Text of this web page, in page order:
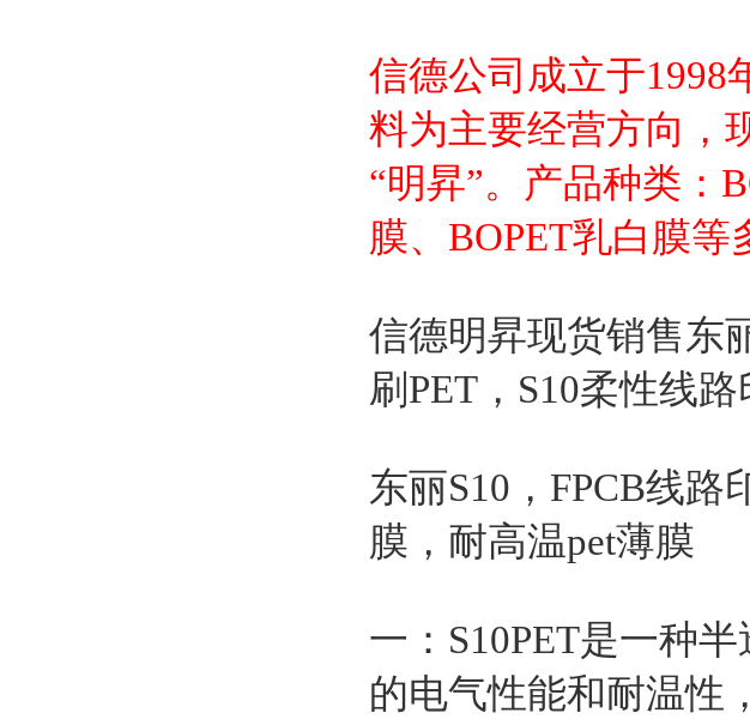
信德公司成立于1998
料为主要经营方向，
“明昇”。产品种类：
膜、BOPET乳白膜等
信德明昇现货销售东
刷PET，S10柔性线
东丽S10，FPCB线
膜，耐高温pet薄膜
一：S10PET是一种
的电气性能和耐温性